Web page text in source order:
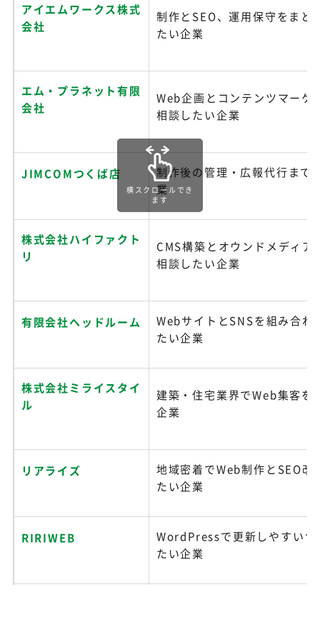
アイエムワークス株式
会社
制作とSEO、運用保守をまと
たい企業
エム・プラネット有限
会社
Web企画とコンテンツマーケ
相談したい企業
JIMCOMつくば店
制作後の管理・広報代行まで
業
株式会社ハイファクト
リ
CMS構築とオウンドメディア
相談したい企業
有限会社ヘッドルーム
WebサイトとSNSを組み合わ
たい企業
株式会社ミライスタイ
ル
建築・住宅業界でWeb集客を
企業
リアライズ
地域密着でWeb制作とSEO改
たい企業
RIRIWEB
WordPressで更新しやすいサ
たい企業
横スクロールでき
ます